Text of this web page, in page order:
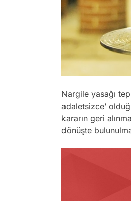
Nargile yasağı
adaletsizce’
kararın geri
dönüşte